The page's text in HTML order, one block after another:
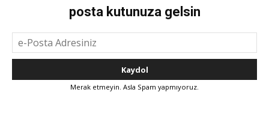
posta kutunuza gelsin
Merak etmeyin. Asla Spam yapmıyoruz.